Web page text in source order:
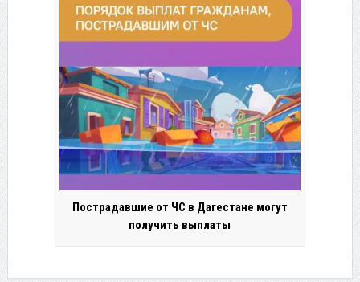
Пострадавшие от ЧС в Дагестане могут
получить выплаты